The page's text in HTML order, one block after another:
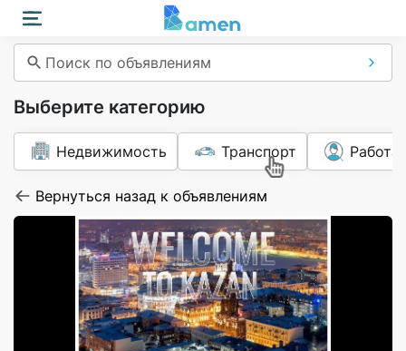
Поиск по объявлениям
Выберите категорию
Недвижимость Транспорт Работа
Вернуться назад к объявлениям